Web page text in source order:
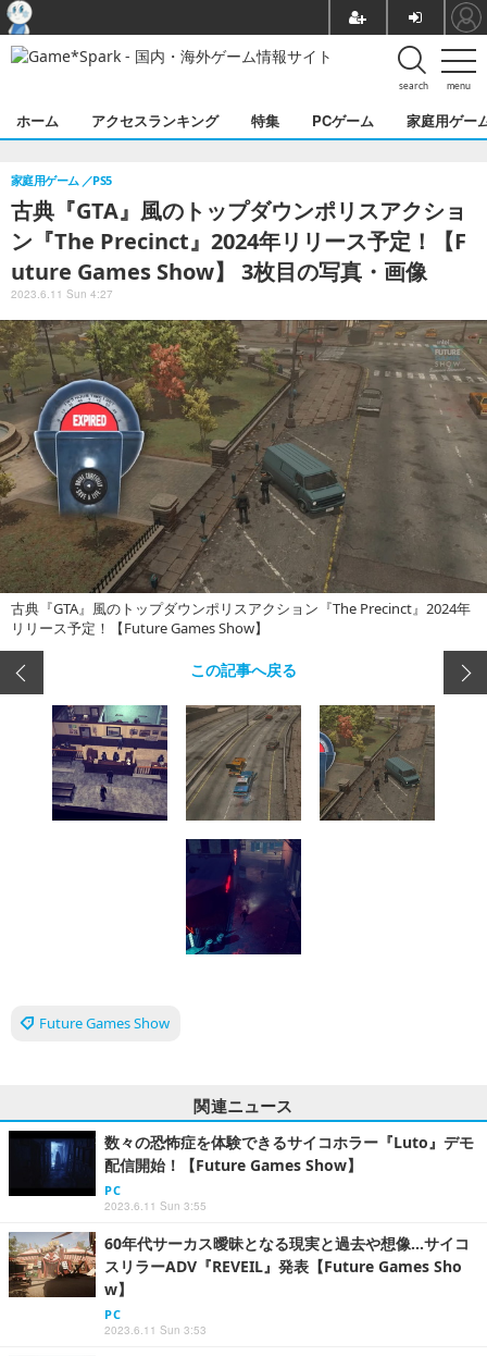
menu
search
ホーム アクセスランキング 特集 PCゲーム 家庭用ゲー
古典『GTA』風のトップダウンポリスアクショ
ン『The Precinct』2024年リリース予定！【F
uture Games Show】 3枚目の写真・画像
家庭用ゲーム PS5
2023.6.11 Sun 4:27
古典『GTA』風のトップダウンポリスアクション『The Precinct』2024年
リリース予定！【Future Games Show】
この記事へ戻る
Future Games Show
関連ニュース
数々の恐怖症を体験できるサイコホラー『Luto』デモ
配信開始！【Future Games Show】
PC
2023.6.11 Sun 3:55
60年代サーカス曖昧となる現実と過去や想像…サイコ
スリラーADV『REVEIL』発表【Future Games Sho
w】
PC
2023.6.11 Sun 3:53